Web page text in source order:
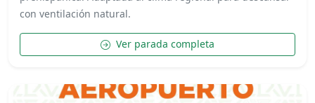
con ventilación natural.
Ver parada completa